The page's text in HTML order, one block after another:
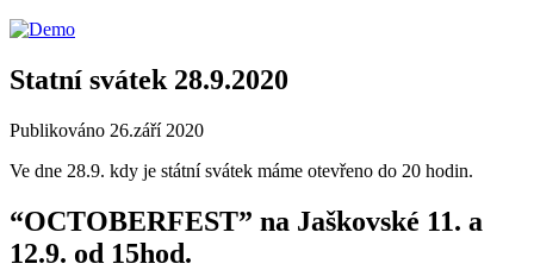
Statní svátek 28.9.2020
Publikováno 26.září 2020
Ve dne 28.9. kdy je státní svátek máme otevřeno do 20 hodin.
“OCTOBERFEST” na Jaškovské 11. a
12.9. od 15hod.